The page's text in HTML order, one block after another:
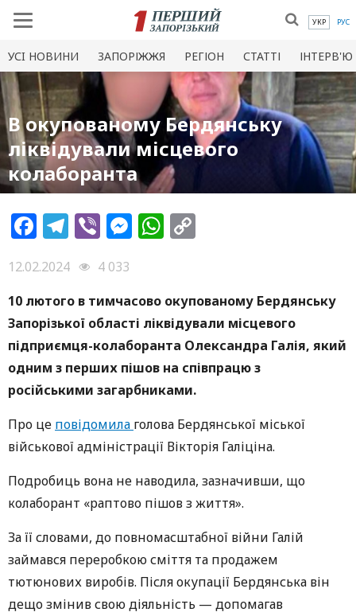
УКР РУС
УСI НОВИНИ ЗАПОРІЖЖЯ РЕГІОН СТАТТІ ІНТЕРВ'Ю
В окупованому Бердянську
ліквідували місцевого
колаборанта
Facebook
Telegram
ViberMessenger
WhatsApp
12.02.2024
4 033
10 лютого в тимчасово окупованому Бердянську
Запорізької області ліквідували місцевого
підприємця-колаборанта Олександра Галія, який
одним з перших пішов на співпрацю з
російськими загарбниками.
Про це повідомила голова Бердянської міської
військової адміністрації Вікторія Галіціна.
Подробиць вона не наводила, зазначивши, що
колаборант «раптово пішов з життя».
За її словами, до повномасштабної війни Галій
займався переробкою сміття та продажем
тютюнових виробів. Після окупації Бердянська він
дещо змінив свою діяльність — допомагав